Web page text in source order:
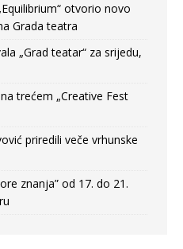
otvorio novo
Grada teatra
„Grad teatar“ za srijedu,
trećem „Creative Fest
priredili veče vrhunske
znanja” od 17. do 21.